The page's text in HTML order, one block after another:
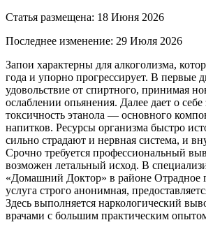
Статья размещена: 18 Июня 2026
Последнее изменение: 29 Июля 2026
Запои характерны для алкоголизма,
года и упорно прогрессирует. В первые
удовольствие от спиртного, принимая
ослаблении опьянения. Далее дает о себе
токсичность этанола — основного
напитков. Ресурсы организма быстро
сильно страдают и нервная система, и
Срочно требуется профессиональный
возможен летальный исход. В
«Домашний Доктор» в районе Отрадное
услуга строго анонимная,
Здесь выполняется наркологический
врачами с большим практическим